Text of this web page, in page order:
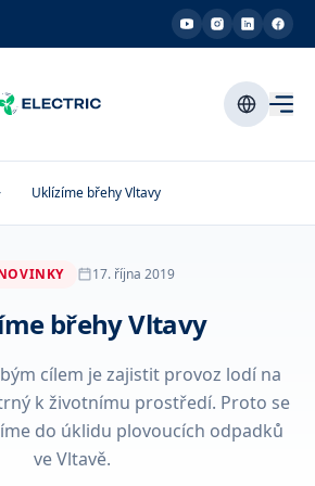
Uklízíme břehy Vltavy
17. října 2019
břehy Vltavy
cílem je zajistit provoz lodí na
k životnímu prostředí. Proto se
do úklidu plovoucích odpadků
ve Vltavě.